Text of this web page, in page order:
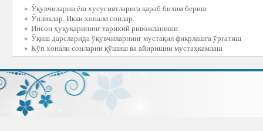
» Ўқувчиларни ёш хусусиятларига қараб билим бериш
» Ўнликлар. Икки хонали сонлар.
» Инсон ҳуқуқарининг тарихий ривожланиши
» Ўқиш дарсларида ўқувчиларнинг мустақил фикрлашга ўргатиш
» Кўп хонали сонларни қўшиш ва айиришни мустаҳкамлаш